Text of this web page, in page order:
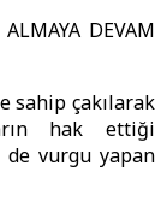
DEVAM
sahip çakılarak
hak ettiği
de vurgu yapan